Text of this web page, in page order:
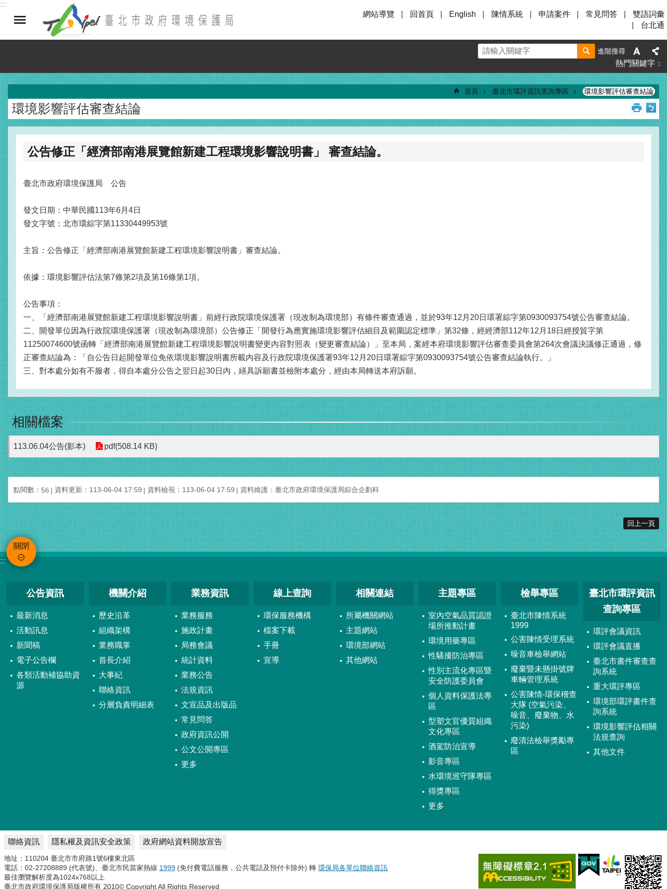
跳到主要內容區塊
:::
網站導覽
回首頁 English 陳情系統 申請案件 常見問答
雙語詞彙
台北通
進階搜尋
熱門關鍵字
:::
首頁 臺北市環評資訊查詢專區 環境影響評估審查結論
環境影響評估審查結論
公告修正「經濟部南港展覽館新建工程環境影響說明書」 審查結論。
臺北市政府環境保護局 公告
發文日期：中華民國113年6月4日
發文字號：北市環綜字第11330449953號
主旨：公告修正「經濟部南港展覽館新建工程環境影響說明書」審查結論。
依據：環境影響評估法第7條第2項及第16條第1項。
公告事項：
一、「經濟部南港展覽館新建工程環境影響說明書」前經行政院環境保護署（現改制為環境部）有條件審查通過，並於93年12月20日環署綜字第0930093754號公告審查結論。
二、開發單位因為行政院環境保護署（現改制為環境部）公告修正「開發行為應實施環境影響評估細目及範圍認定標準」第32條，經經濟部112年12月18日經授貿字第
11250074600號函轉「經濟部南港展覽館新建工程環境影響說明書變更內容對照表（變更審查結論）」至本局，案經本府環境影響評估審查委員會第264次會議決議修正通過，修
正審查結論為：「自公告日起開發單位免依環境影響說明書所載內容及行政院環境保護署93年12月20日環署綜字第0930093754號公告審查結論執行。」
三、對本處分如有不服者，得自本處分公告之翌日起30日內，繕具訴願書並檢附本處分，經由本局轉送本府訴願。
相關檔案
113.06.04公告(影本) pdf(508.14 KB)
點閱數： 56 資料更新：113-06-04 17:59 資料檢視：113-06-04 17:59 資料維護：臺北市政府環境保護局綜合企劃科
回上一頁
關閉
:::
公告資訊
最新消息
活動訊息
新聞稿
電子公告欄
各類活動補協助資
源
機關介紹
歷史沿革
組織架構
業務職掌
首長介紹
大事紀
聯絡資訊
分層負責明細表
業務資訊
業務服務
施政計畫
局務會議
統計資料
業務公告
法規資訊
文宣品及出版品
常見問答
政府資訊公開
公文公開專區
更多
線上查詢
環保服務機構
檔案下載
手冊
宣導
相關連結
所屬機關網站
主題網站
環境部網站
其他網站
主題專區
室內空氣品質認證
場所推動計畫
環境用藥專區
性騷擾防治專區
性別主流化專區暨
安全防護委員會
個人資料保護法專
區
型塑文官優質組織
文化專區
酒駕防治宣導
影音專區
水環境巡守隊專區
得獎專區
更多
檢舉專區
臺北市陳情系統
1999
公害陳情受理系統
噪音車檢舉網站
廢棄暨未懸掛號牌
車輛管理系統
公害陳情-環保稽查
大隊 (空氣污染、
噪音、廢棄物、水
污染)
廢清法檢舉獎勵專
區
臺北市環評資訊
查詢專區
環評會議資訊
環評會議直播
臺北市書件審查查
詢系統
重大環評專區
環境部環評書件查
詢系統
環境影響評估相關
法規查詢
其他文件
聯絡資訊 隱私權及資訊安全政策 政府網站資料開放宣告
地址：110204 臺北市市府路1號6樓東北區
電話：02-27208889 (代表號)、臺北市民當家熱線 1999 (免付費電話服務，公共電話及預付卡除外) 轉 環保局各單位聯絡資訊
最佳瀏覽解析度為1024x768以上
臺北市政府環境保護局版權所有 2010© Copyright All Rights Reserved